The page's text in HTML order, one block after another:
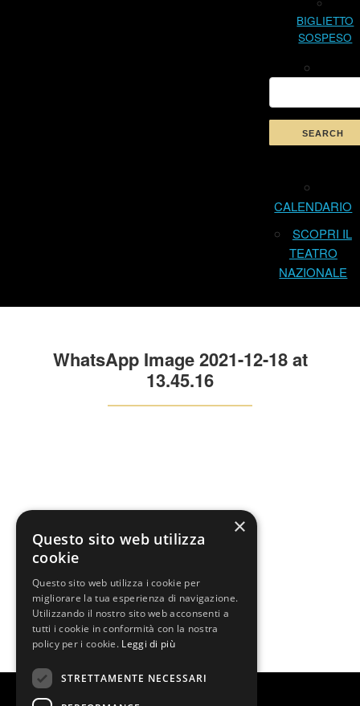
BIGLIETTO
SOSPESO
CALENDARIO
SCOPRI IL
TEATRO
NAZIONALE
WhatsApp Image 2021-12-18 at
13.45.16
×
Questo sito web utilizza
cookie
Questo sito web utilizza i cookie per
migliorare la tua esperienza di navigazione.
Utilizzando il nostro sito web acconsenti a
tutti i cookie in conformità con la nostra
policy per i cookie. Leggi di più
STRETTAMENTE NECESSARI